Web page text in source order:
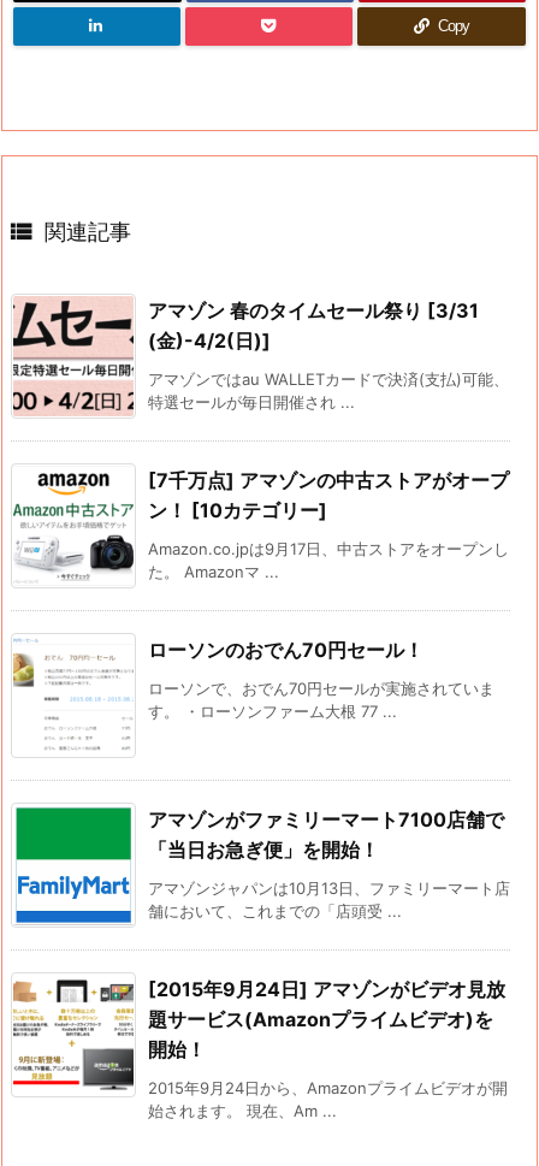
Copy
 関連記事
アマゾン 春のタイムセール祭り [3/31
(金)-4/2(日)]
アマゾンではau WALLETカードで決済(支払)可能、
特選セールが毎日開催され ...
[7千万点] アマゾンの中古ストアがオープ
ン！ [10カテゴリー]
Amazon.co.jpは9月17日、中古ストアをオープンし
た。 Amazonマ ...
ローソンのおでん70円セール！
ローソンで、おでん70円セールが実施されていま
す。 ・ローソンファーム大根 77 ...
アマゾンがファミリーマート7100店舗で
「当日お急ぎ便」を開始！
アマゾンジャパンは10月13日、ファミリーマート店
舗において、これまでの「店頭受 ...
[2015年9月24日] アマゾンがビデオ見放
題サービス(Amazonプライムビデオ)を
開始！
2015年9月24日から、Amazonプライムビデオが開
始されます。 現在、Am ...